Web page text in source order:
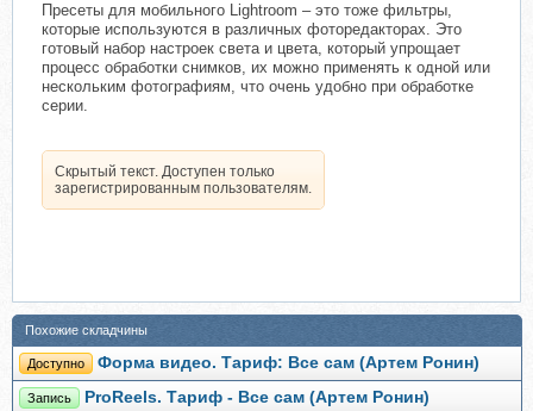
Пресеты для мобильного Lightroom – это тоже фильтры,
которые используются в различных фоторедакторах. Это
готовый набор настроек света и цвета, который упрощает
процесс обработки снимков, их можно применять к одной или
нескольким фотографиям, что очень удобно при обработке
серии.
Скрытый текст. Доступен только
зарегистрированным пользователям.
Похожие складчины
Доступно Форма видео. Тариф: Все сам (Артем Ронин)
Запись ProReels. Тариф - Все сам (Артем Ронин)